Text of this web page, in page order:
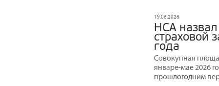
19.06.2026
НСА
страховой
года
Совокупная
январе-мае 2026
прошлогодним